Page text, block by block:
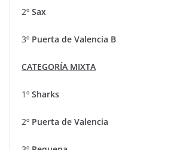
2º Sax
3º Puerta de Valencia B
CATEGORÍA MIXTA
1º Sharks
2º Puerta de Valencia